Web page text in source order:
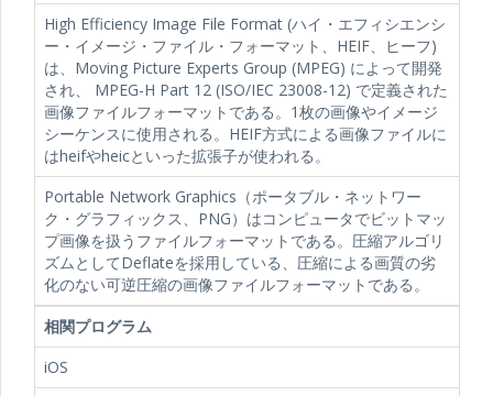
High Efficiency Image File Format (ハイ・エフィシエンシ
ー・イメージ・ファイル・フォーマット、HEIF、ヒーフ)
は、Moving Picture Experts Group (MPEG) によって開発
され、 MPEG-H Part 12 (ISO/IEC 23008-12) で定義された
画像ファイルフォーマットである。1枚の画像やイメージ
シーケンスに使用される。HEIF方式による画像ファイルに
はheifやheicといった拡張子が使われる。
Portable Network Graphics（ポータブル・ネットワー
ク・グラフィックス、PNG）はコンピュータでビットマッ
プ画像を扱うファイルフォーマットである。圧縮アルゴリ
ズムとしてDeflateを採用している、圧縮による画質の劣
化のない可逆圧縮の画像ファイルフォーマットである。
相関プログラム
iOS